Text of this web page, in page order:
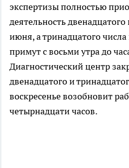
экспертизы полностью
деятельность
июня, а тринадцатого числа
примут с восьми утра до
Диагностический центр
двенадцатого и
воскресенье возобновит
четырнадцати часов.